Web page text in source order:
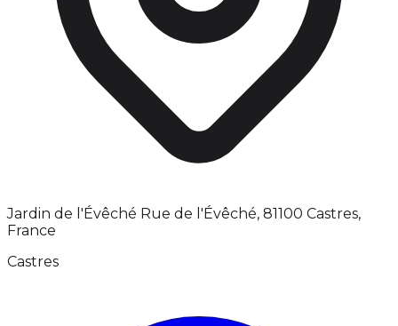
Jardin de l'Évêché Rue de l'Évêché, 81100 Castres,
France
Castres